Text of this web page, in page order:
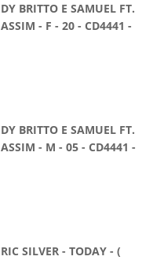
BRITTO E SAMUEL FT.
- F - 20 - CD4441 -
BRITTO E SAMUEL FT.
- M - 05 - CD4441 -
SILVER - TODAY - (